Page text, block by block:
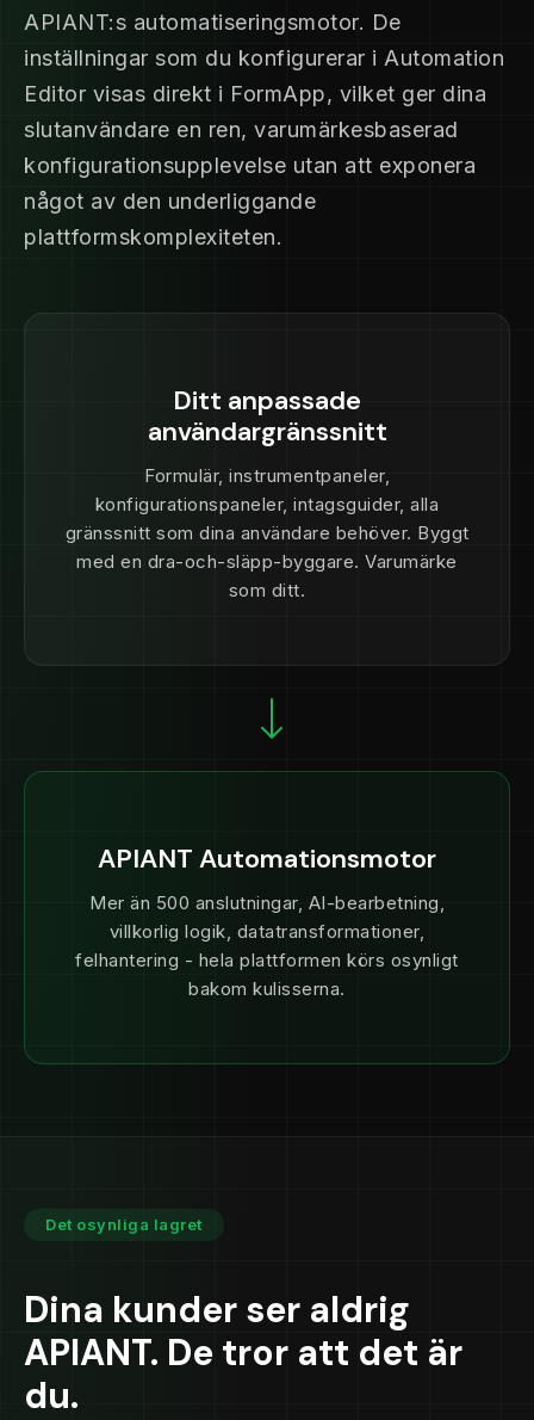
APIANT:s automatiseringsmotor. De
inställningar som du konfigurerar i Automation
Editor visas direkt i FormApp, vilket ger dina
slutanvändare en ren, varumärkesbaserad
konfigurationsupplevelse utan att exponera
något av den underliggande
plattformskomplexiteten.
Ditt anpassade
användargränssnitt
Formulär, instrumentpaneler,
konfigurationspaneler, intagsguider, alla
gränssnitt som dina användare behöver. Byggt
med en dra-och-släpp-byggare. Varumärke
som ditt.
APIANT Automationsmotor
Mer än 500 anslutningar, AI-bearbetning,
villkorlig logik, datatransformationer,
felhantering - hela plattformen körs osynligt
bakom kulisserna.
Det osynliga lagret
Dina kunder ser aldrig
APIANT. De tror att det är
du.